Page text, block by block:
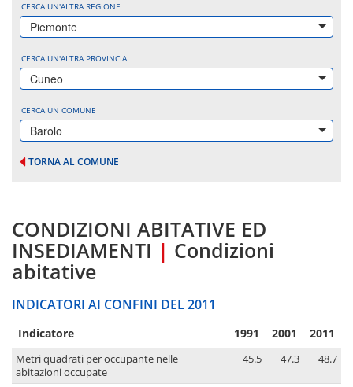
CERCA UN'ALTRA REGIONE
Piemonte
CERCA UN'ALTRA PROVINCIA
Cuneo
CERCA UN COMUNE
Barolo
TORNA AL COMUNE
CONDIZIONI ABITATIVE ED
INSEDIAMENTI | Condizioni
abitative
INDICATORI AI CONFINI DEL 2011
Indicatore 1991 2001 2011
Metri quadrati per occupante nelle
abitazioni occupate
45.5 47.3 48.7